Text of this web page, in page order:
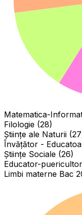
Matematica-
Filologie (28)
Științe ale Naturii
Învăţător -
Științe Sociale (26)
Educator-
Limbi materne Bac